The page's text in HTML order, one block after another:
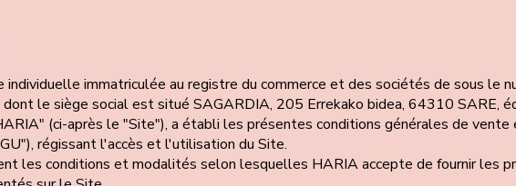
individuelle​ immatriculée au registre du commerce et des sociétés de sous le
le siège social est situé SAGARDIA, 205 Errekako bidea, 64310 SARE,
(ci-après le "Site"), a établi les présentes conditions générales de
régissant l'accès et l'utilisation du Site.
les conditions et modalités selon lesquelles HARIA accepte de fournir les